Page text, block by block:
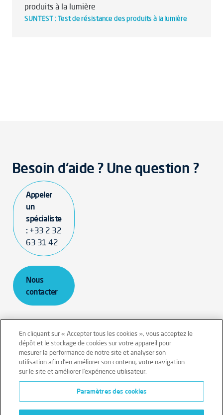
produits à la lumière
SUNTEST : Test de résistance des produits à la lumière
Besoin d'aide ? Une question ?
Appeler
un
spécialiste
: +33 2 32
63 31 42
Nous
contacter
Mentions légales
Conditions générales
Données personnelles
Données personnelles – Volontaires
Cookies
En cliquant sur « Accepter tous les cookies », vous acceptez le
dépôt et le stockage de cookies sur votre appareil pour
mesurer la performance de notre site et analyser son
utilisation afin d’en améliorer son contenu, votre navigation
sur le site et améliorer l’expérience utilisateur.
Paramètres des cookies